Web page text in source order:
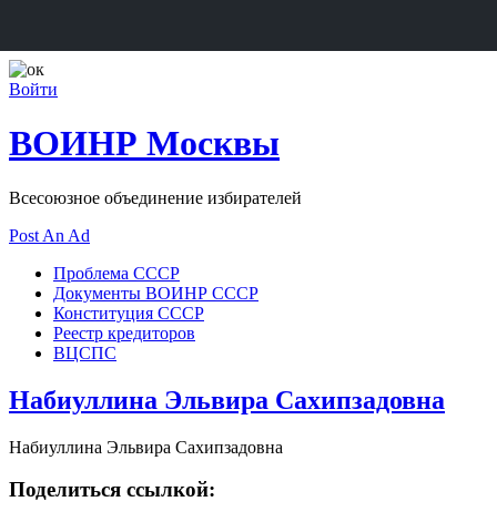
Войти
ВОИНР Москвы
Всесоюзное объединение избирателей
Post An Ad
Проблема СССР
Документы ВОИНР СССР
Конституция СССР
Реестр кредиторов
ВЦСПС
Набиуллина Эльвира Сахипзадовна
Набиуллина Эльвира Сахипзадовна
Поделиться ссылкой: